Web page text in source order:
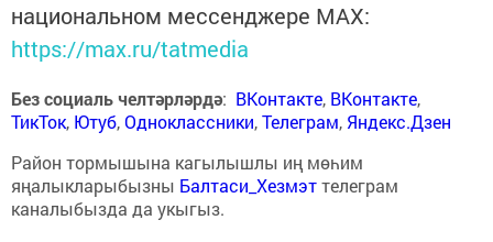
национальном мессенджере MАХ:
https://max.ru/tatmedia
Без социаль челтәрләрдә: ВКонтакте, ВКонтакте,
ТикТок, Ютуб,Одноклассники,Телеграм, Яндекс.Дзен
Район тормышына кагылышлы иң мөһим
яңалыкларыбызны Балтаси_Хезмэттелеграм
каналыбызда да укыгыз.